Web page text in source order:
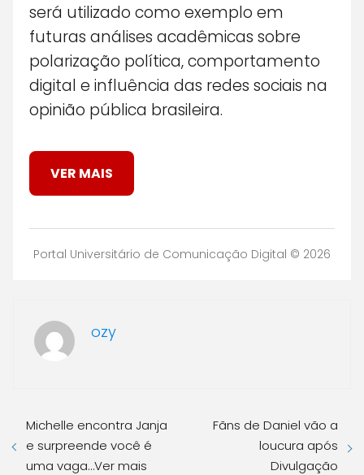
será utilizado como exemplo em
futuras análises acadêmicas sobre
polarização política, comportamento
digital e influência das redes sociais na
opinião pública brasileira.
VER MAIS
Portal Universitário de Comunicação Digital © 2026
ozy
Michelle encontra Janja
e surpreende você é
uma vaga…Ver mais
Fãns de Daniel vão a
loucura após
Divulgação